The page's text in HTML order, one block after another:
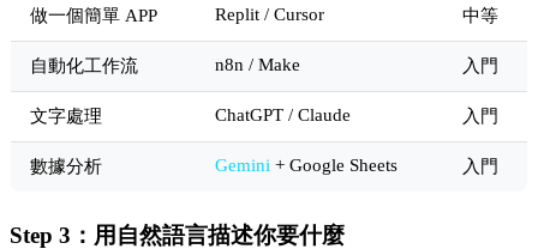
做一個簡單 APP Replit / Cursor 中等
自動化工作流 n8n / Make 入門
文字處理 ChatGPT / Claude 入門
數據分析 Gemini + Google Sheets 入門
Step 3：用自然語言描述你要什麼